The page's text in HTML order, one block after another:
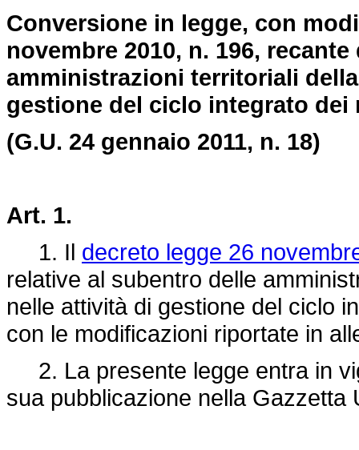
Conversione in legge, con
novembre 2010, n. 196,
amministrazioni territoriali
gestione del ciclo integrato dei
(G.U. 24 gennaio 2011, n. 18)
Art. 1.
1. Il decreto legge 26
relative al subentro delle
nelle attività di gestione del ciclo
con le modificazioni riportate in
2. La presente legge entra in
sua pubblicazione nella Gazzetta